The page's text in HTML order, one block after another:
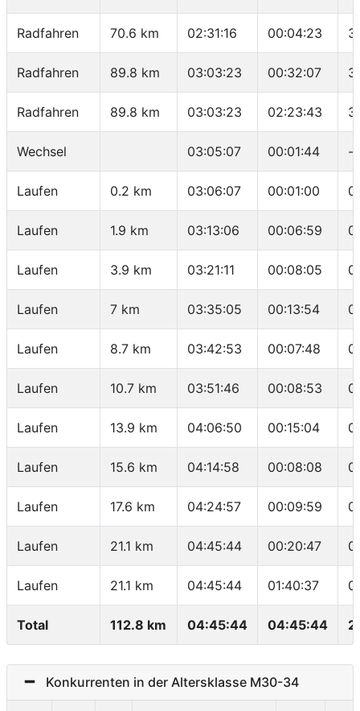
Radfahren 70.6 km 02:31:16 00:04:23
Radfahren 89.8 km 03:03:23 00:32:07
Radfahren 89.8 km 03:03:23 02:23:43
Wechsel 03:05:07 00:01:44 -
Laufen 0.2 km 03:06:07 00:01:00
Laufen 1.9 km 03:13:06 00:06:59
Laufen 3.9 km 03:21:11 00:08:05
Laufen 7 km 03:35:05 00:13:54
Laufen 8.7 km 03:42:53 00:07:48
Laufen 10.7 km 03:51:46 00:08:53
Laufen 13.9 km 04:06:50 00:15:04
Laufen 15.6 km 04:14:58 00:08:08
Laufen 17.6 km 04:24:57 00:09:59
Laufen 21.1 km 04:45:44 00:20:47
Laufen 21.1 km 04:45:44 01:40:37
Total 112.8 km 04:45:44 04:45:44
Konkurrenten in der Altersklasse M30-34